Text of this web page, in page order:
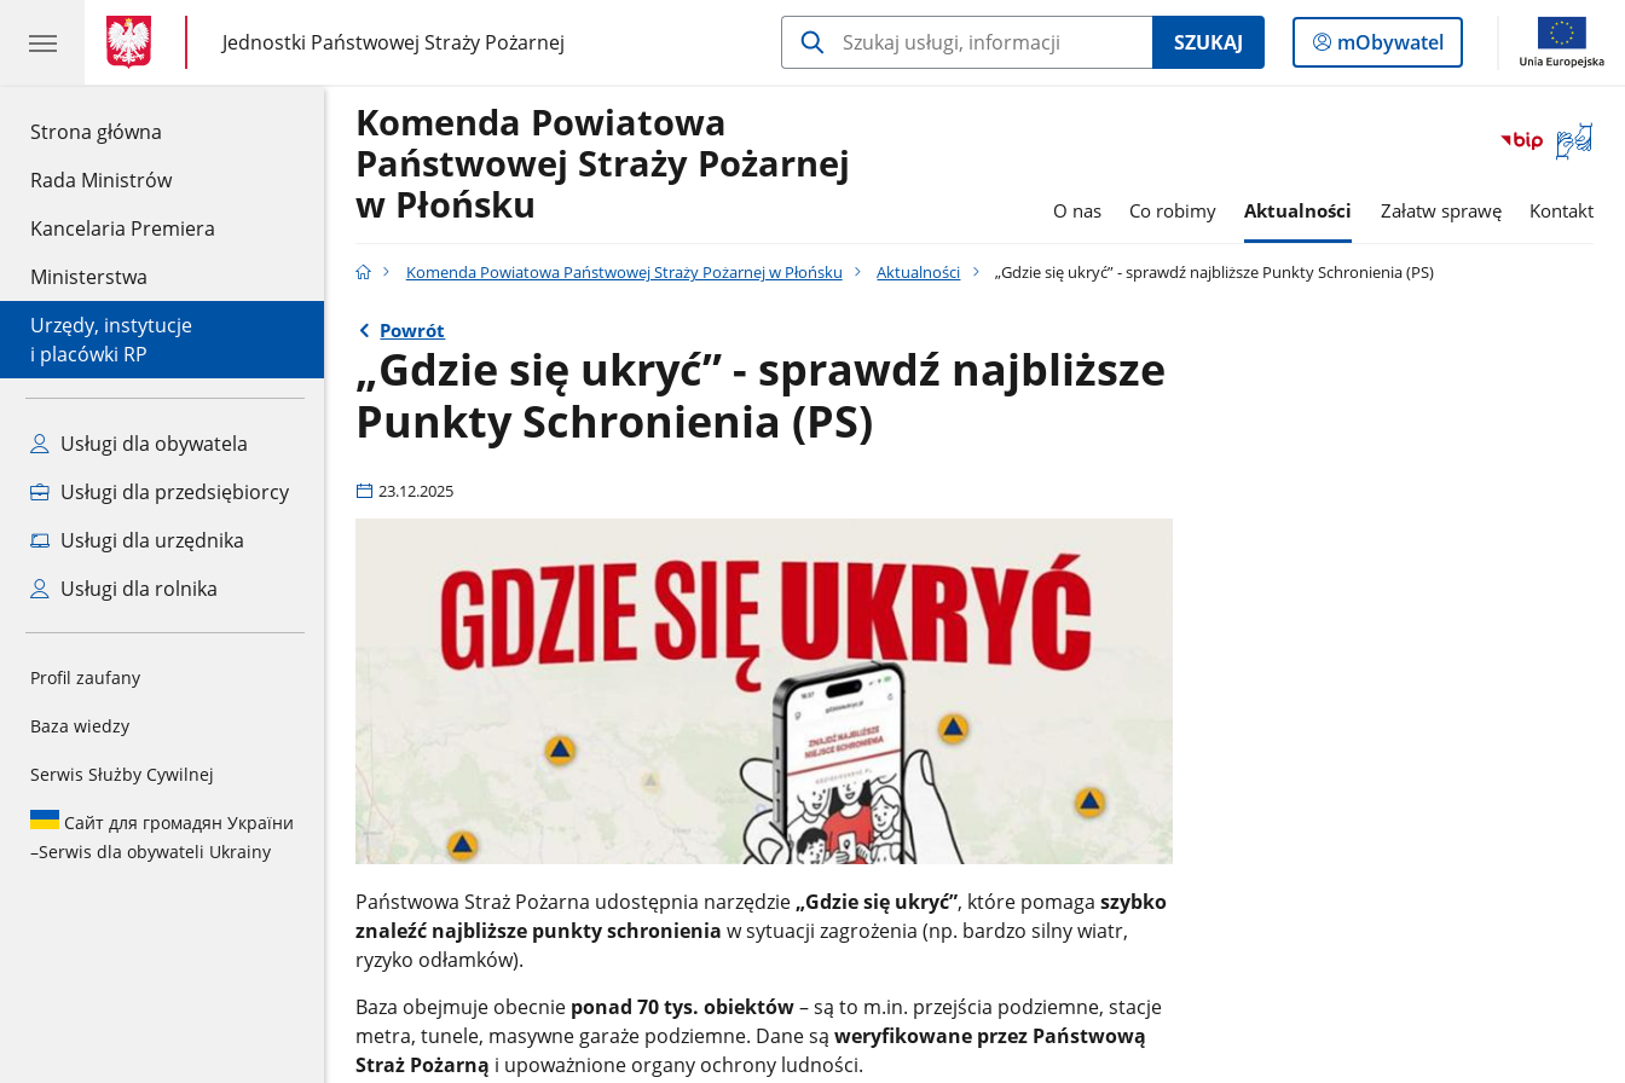
Strona główna
Rada Ministrów
Kancelaria Premiera
Ministerstwa
Urzędy, instytucje
i placówki RP
Usługi dla obywatela
Usługi dla przedsiębiorcy
Usługi dla urzędnika
Usługi dla rolnika
Profil zaufany
Baza wiedzy
Serwis Służby Cywilnej
Сайт для громадян України
–Serwis dla obywateli Ukrainy
gov.pl
gov.pl
Jednostki Państwowej Straży Pożarnej
gov.pl
Jednostki
Państwowej
SZUKAJ
Logowanie
do
mObywatel
Otwórz
okno
Komenda Powiatowa
Państwowej Straży Pożarnej
w Płońsku
O nas Co robimy Aktualności Załatw sprawę Kontakt
Komenda Powiatowa Państwowej Straży Pożarnej w Płońsku Aktualności „Gdzie się ukryć” - sprawdź najbliższe Punkty Schronienia (PS)
Powrót
„Gdzie się ukryć” - sprawdź najbliższe
Punkty Schronienia (PS)
23.12.2025
Państwowa Straż Pożarna udostępnia narzędzie „Gdzie się ukryć”, które pomaga szybko
znaleźć najbliższe punkty schronienia w sytuacji zagrożenia (np. bardzo silny wiatr,
ryzyko odłamków).
Baza obejmuje obecnie ponad 70 tys. obiektów– są to m.in. przejścia podziemne, stacje
metra, tunele, masywne garaże podziemne. Dane są weryfikowane przez Państwową
Straż Pożarną i upoważnione organy ochrony ludności.